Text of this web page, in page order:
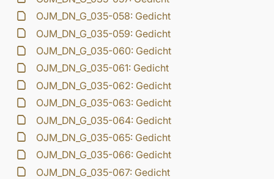
OJM_DN_G_035-058: Gedicht
OJM_DN_G_035-059: Gedicht
OJM_DN_G_035-060: Gedicht
OJM_DN_G_035-061: Gedicht
OJM_DN_G_035-062: Gedicht
OJM_DN_G_035-063: Gedicht
OJM_DN_G_035-064: Gedicht
OJM_DN_G_035-065: Gedicht
OJM_DN_G_035-066: Gedicht
OJM_DN_G_035-067: Gedicht